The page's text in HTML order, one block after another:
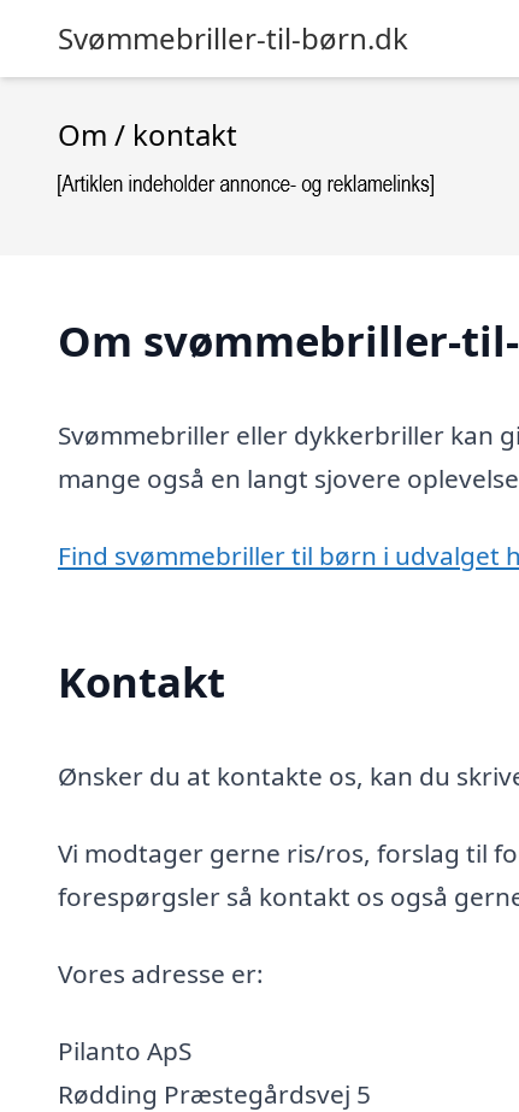
Svømmebriller-til-børn.dk
Om / kontakt
Om svømmebriller-
Svømmebriller eller dykkerbriller kan
mange også en langt sjovere
Find svømmebriller til børn i udvalget
Kontakt
Ønsker du at kontakte os, kan du
Vi modtager gerne ris/ros, forslag til
forespørgsler så kontakt os også
Vores adresse er:
Pilanto ApS
Rødding Præstegårdsvej 5